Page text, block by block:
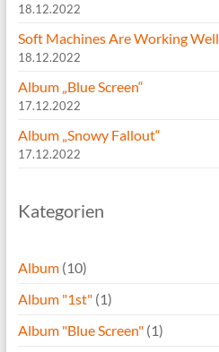
18.12.2022
Soft Machines Are Working Well
18.12.2022
Album „Blue Screen“
17.12.2022
Album „Snowy Fallout“
17.12.2022
Kategorien
Album(10)
Album "1st"(1)
Album "Blue Screen"(1)